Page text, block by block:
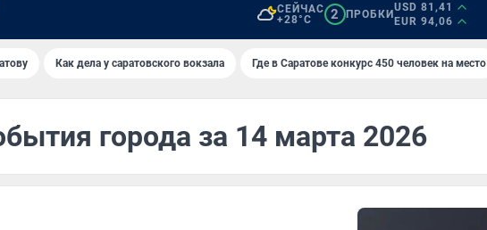
СЕЙЧАС
+28°C
2 ПРОБКИ
USD 81,41
EUR 94,06
Как дела у саратовского вокзала Где в Саратове конкурс 450 человек на место
города за 14 марта 2026